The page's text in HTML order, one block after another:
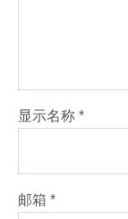
显示名称 *
邮箱 *